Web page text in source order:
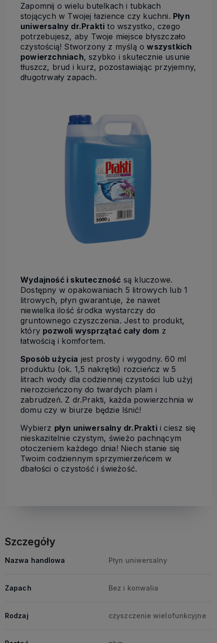
Zapomnij o wielu butelkach i tubkach
stojących w Twojej łazience czy kuchni. Płyn
uniwersalny dr.Prakti to wszystko, czego
potrzebujesz, aby Twoje miejsce błyszczało
czystością! Stworzony z myślą owszystkich
powierzchniach, szybko i skutecznie usunie
tłuszcz, brud i kurz, pozostawiając przyjemny,
długotrwały zapach.
Wydajność i skuteczność są kluczowe.
Dostępny w opakowaniach 5 litrowych lub 1
litrowych, płyn gwarantuje, że nawet
niewielka ilość środka wystarczy do
gruntownego czyszczenia. Jest to produkt,
który pozwoli wysprzątać cały dom z
łatwością i komfortem.
Sposób użycia jest prosty i wygodny. 60 ml
produktu (ok. 1,5 nakrętki) rozcieńcz w 5
litrach wody dla codziennej czystości lub użyj
nierozcieńczony do twardych plam i
zabrudzeń. Z dr.Prakti, każda powierzchnia w
domu czy w biurze będzie lśnić!
Wybierz płyn uniwersalny dr.Praktii ciesz się
nieskazitelnie czystym, świeżo pachnącym
otoczeniem każdego dnia! Niech stanie się
Twoim codziennym sprzymierzeńcem w
dbałości o czystość i świeżość.
Szczegóły
Nazwa handlowa Płyn uniwersalny
Zapach Bez i konwalia
Rodzaj czyszczenie wielofunkcyjne